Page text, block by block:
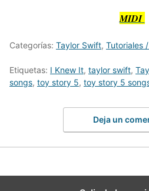
MIDI
Categorías: Taylor Swift, Tutoriales
Etiquetas: I Knew It, taylor swift,
songs, toy story 5, toy story 5
Deja un